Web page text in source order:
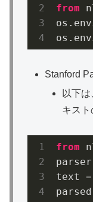
from
Stanford
以下
キスト
from
text =